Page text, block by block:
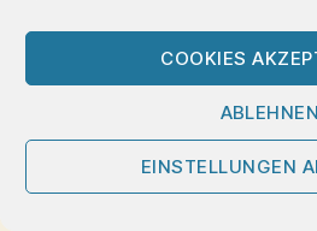
COOKIES
ABLEHNEN
EINSTELLUNGEN
Ankunft auf Sizilien die
In der Ausstellung entsteht ein
verschiedenste kulturelle
integrieren und “Fremdes in